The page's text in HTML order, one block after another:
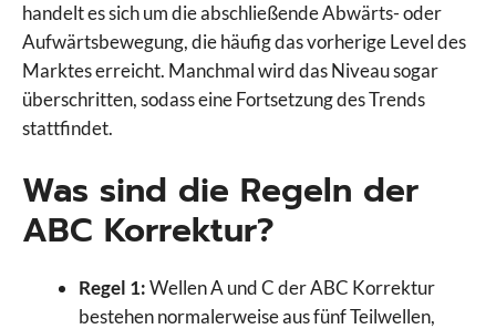
handelt es sich um die abschließende Abwärts- oder
Aufwärtsbewegung, die häufig das vorherige Level des
Marktes erreicht. Manchmal wird das Niveau sogar
überschritten, sodass eine Fortsetzung des Trends
stattfindet.
Was sind die Regeln der
ABC Korrektur?
Regel 1:Wellen A und C der ABC Korrektur
bestehen normalerweise aus fünf Teilwellen,